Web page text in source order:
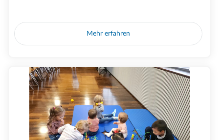
Mehr erfahren